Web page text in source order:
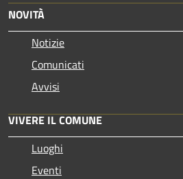
NOVITÀ
Notizie
Comunicati
Avvisi
VIVERE IL COMUNE
Luoghi
Eventi